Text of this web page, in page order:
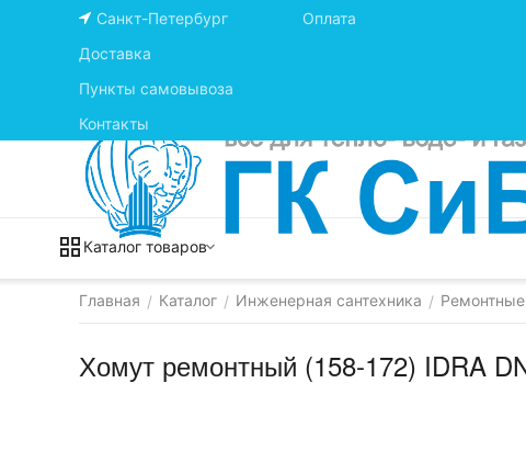
Санкт-Петербург
Оплата
Доставка
Пункты самовывоза
Контакты
Каталог товаров
Главная / Каталог / Инженерная сантехника /
Хомут ремонтный (158-172) IDRA